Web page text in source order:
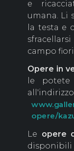
e
umana. Li
la testa e
campo
Opere in
le
all'indirizzo
opere/
Le opere
disponibili